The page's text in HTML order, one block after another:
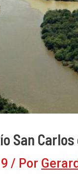
San
/ Por